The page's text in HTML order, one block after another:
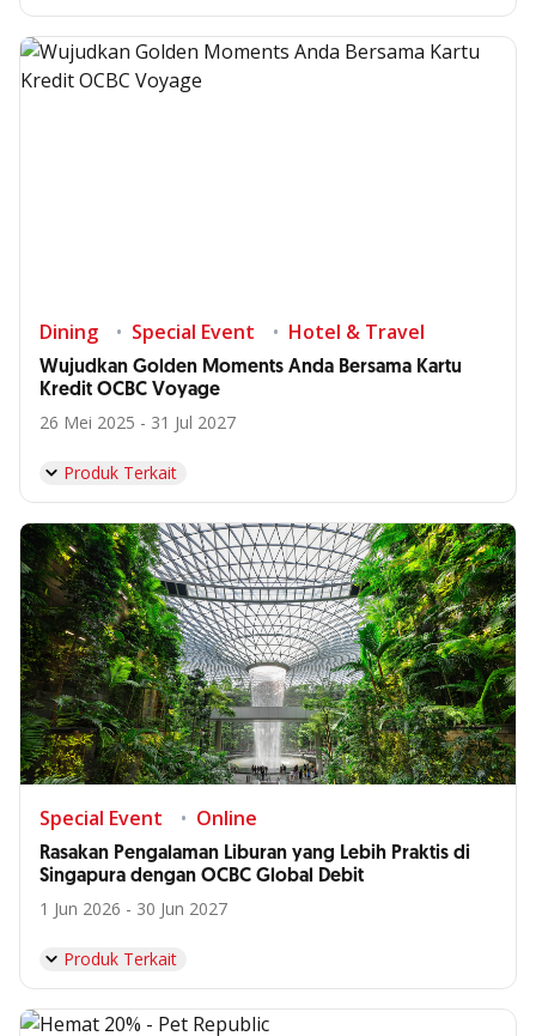
Dining Special Event Hotel & Travel
Wujudkan Golden Moments Anda Bersama Kartu
Kredit OCBC Voyage
26 Mei 2025 - 31 Jul 2027
Produk Terkait
Special Event Online
Rasakan Pengalaman Liburan yang Lebih Praktis di
Singapura dengan OCBC Global Debit
1 Jun 2026 - 30 Jun 2027
Produk Terkait